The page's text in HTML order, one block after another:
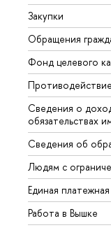
Закупки
Обращения
Фонд целевого
Сведения о
обязательствах
Сведения об
Людям с
Единая
Работа в Вышке